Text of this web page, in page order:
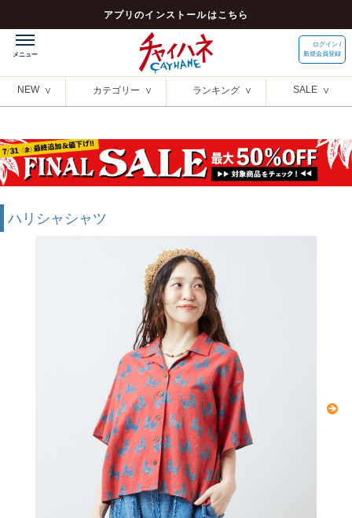
アプリのインストールはこちら
ログイン /
新規会員登録
NEW カテゴリー ランキング SALE
ハリシャシャツ